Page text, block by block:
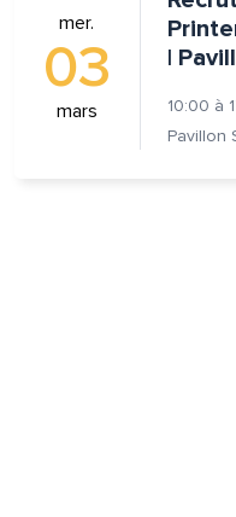
mer.
03
mars
|
10:00 à